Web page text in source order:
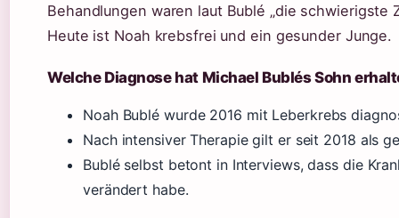
Behandlungen waren laut Bublé „die schwierigste
Heute ist Noah krebsfrei und ein gesunder Junge.
Welche Diagnose hat Michael Bublés Sohn
Noah Bublé wurde 2016 mit Leberkrebs
Nach intensiver Therapie gilt er seit 2018 als
Bublé selbst betont in Interviews, dass die
verändert habe.